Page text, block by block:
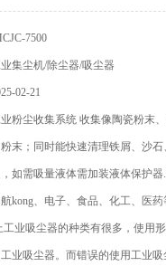
7500
集尘机/除尘器/吸尘器
02-21
粉尘收集系统 收集像陶瓷粉末
末；同时能快速清理铁屑、沙
如需吸量液体需加装液体保护器
kong、电子、食品、化工、医
工业吸尘器的种类有很多，使用
业吸尘器。而错误的使用工业